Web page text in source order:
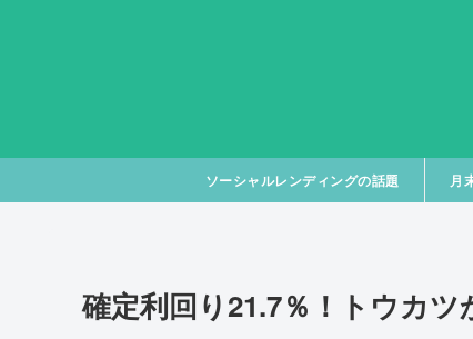
ソーシャルレンディングの話題 月
確定利回り21.7％！トウカツ